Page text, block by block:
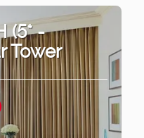
(5* -
Tower